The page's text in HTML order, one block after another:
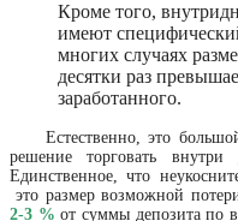
Кроме того,
имеют
многих случаях
десятки раз
заработанного.
Естественно, это
решение торговать
Единственное, что
это размер возможной
2-3 % от суммы депозита по